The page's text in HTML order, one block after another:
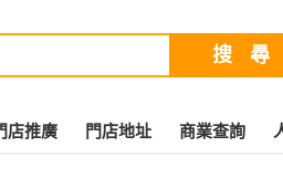
店推廣 門店地址 商業查詢